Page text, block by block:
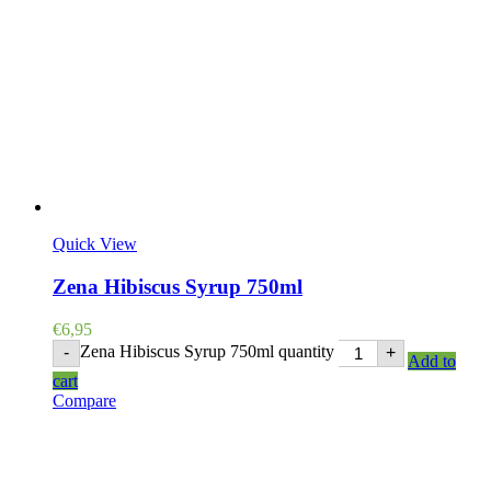
Quick View
Zena Hibiscus Syrup 750ml
€6,95
-
Zena Hibiscus Syrup 750ml quantity +
Add to
cart
Compare